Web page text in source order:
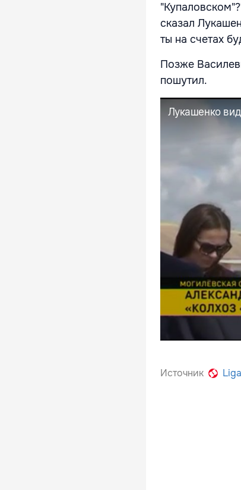
сказал
ты на счетах
Позже
пошутил.
Источник Liga